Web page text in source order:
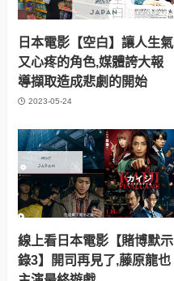
日本電影【空白】讓人生氣
又心疼的角色,媒體誇大報
導擷取造成悲劇的開始
2023-05-24
線上看日本電影【賭博默示
錄3】開司再見了,藤原龍也